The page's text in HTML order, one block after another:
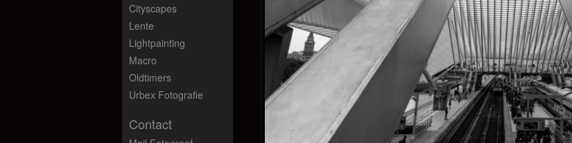
Cityscapes
Lente
Lightpainting
Macro
Oldtimers
Urbex Fotografie
Contact